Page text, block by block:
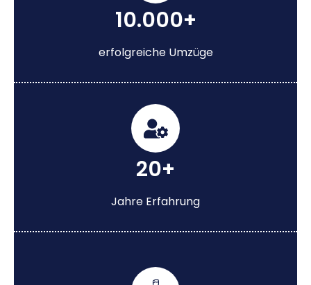
10.000+
erfolgreiche Umzüge
20+
Jahre Erfahrung